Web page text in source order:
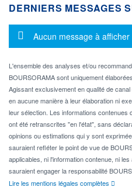
DERNIERS MESSAGES
Message d'information
Aucun message à afficher
L'ensemble des analyses et/ou
BOURSORAMA sont uniquement
Agissant exclusivement en qualité de
en aucune manière à leur élaboration ni
leur sélection. Les informations
ont été retranscrites "en l'état", sans
opinions ou estimations qui y sont
sauraient refléter le point de vue de
applicables, ni l'information contenue, ni
sauraient engager la responsabilité
Lire les mentions légales complètes